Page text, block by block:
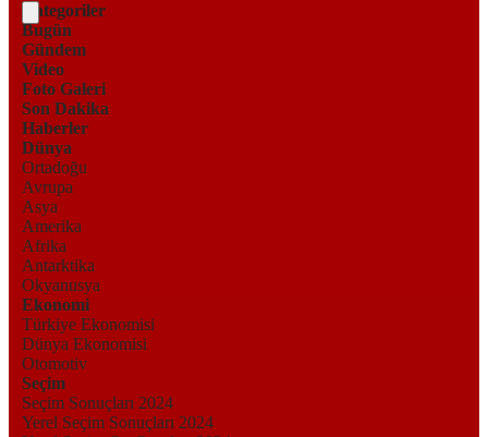
Kategoriler
Bugün
Gündem
Video
Foto Galeri
Son Dakika
Haberler
Dünya
Ortadoğu
Avrupa
Asya
Amerika
Afrika
Antarktika
Okyanusya
Ekonomi
Türkiye Ekonomisi
Dünya Ekonomisi
Otomotiv
Seçim
Seçim Sonuçları 2024
Yerel Seçim Sonuçları 2024